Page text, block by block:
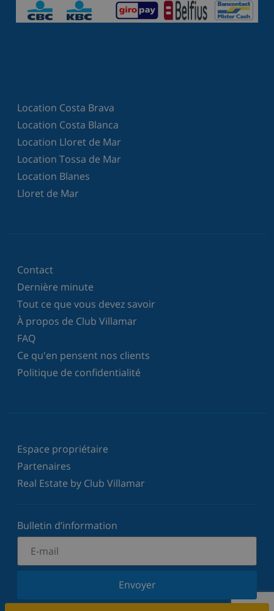
Location Costa Brava
Location Costa Blanca
Location Lloret de Mar
Location Tossa de Mar
Location Blanes
Lloret de Mar
Contact
Dernière minute
Tout ce que vous devez savoir
À propos de Club Villamar
FAQ
Ce qu'en pensent nos clients
Politique de confidentialité
Espace propriétaire
Partenaires
Real Estate by Club Villamar
Bulletin d’information
Envoyer